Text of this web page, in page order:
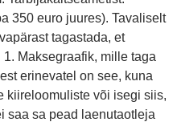
350 euro juures). Tavaliselt
tagastada, et
Maksegraafik, mille taga
erinevatel on see, kuna
kiireloomuliste või isegi siis,
saa sa pead laenutaotleja